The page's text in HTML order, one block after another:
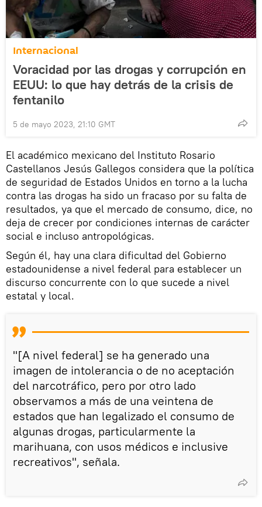
Internacional
Voracidad por las drogas y corrupción en
EEUU: lo que hay detrás de la crisis de
fentanilo
5 de mayo 2023, 21:10 GMT
El académico mexicano del Instituto Rosario
Castellanos Jesús Gallegos considera que la política
de seguridad de Estados Unidos en torno a la lucha
contra las drogas ha sido un fracaso por su falta de
resultados, ya que el mercado de consumo, dice, no
deja de crecer por condiciones internas de carácter
social e incluso antropológicas.
Según él, hay una clara dificultad del Gobierno
estadounidense a nivel federal para establecer un
discurso concurrente con lo que sucede a nivel
estatal y local.
"[A nivel federal] se ha generado una
imagen de intolerancia o de no aceptación
del narcotráfico, pero por otro lado
observamos a más de una veintena de
estados que han legalizado el consumo de
algunas drogas, particularmente la
marihuana, con usos médicos e inclusive
recreativos", señala.